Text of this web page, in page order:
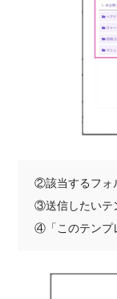
②該当するフォ
③送信したいテ
④「このテンプ